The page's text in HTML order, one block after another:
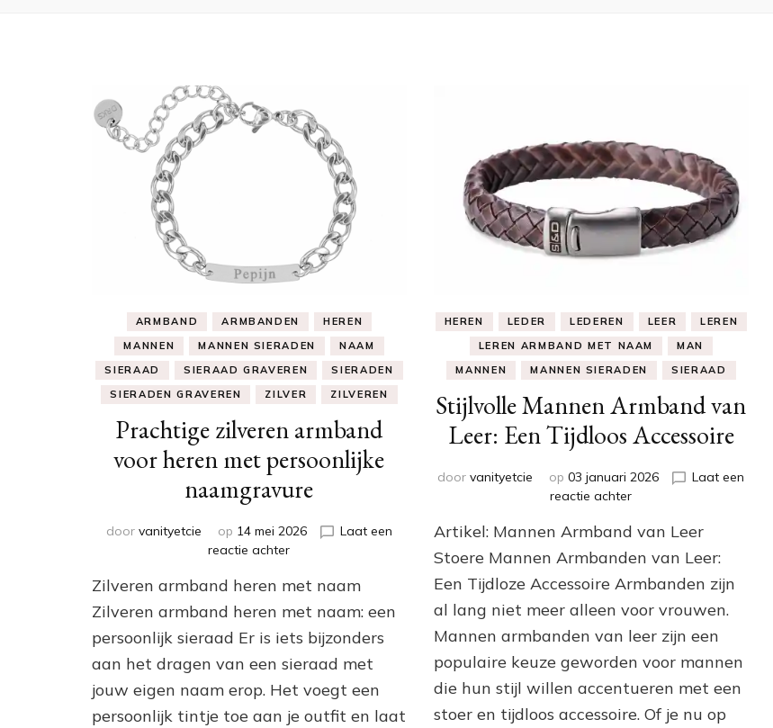
ARMBAND ARMBANDEN
HEREN
MANNEN
MANNEN SIERADEN
NAAM
SIERAAD
SIERAAD GRAVEREN
SIERADEN
SIERADEN GRAVEREN
ZILVER ZILVEREN
Prachtige zilveren armband
voor heren met persoonlijke
naamgravure
door vanityetcie op 14 mei 2026
Laat een
reactie achterop
zilveren
armband
heren
met
persoonlijke
naamgravure
Zilveren armband heren met naam
Zilveren armband heren met naam: een
persoonlijk sieraad Er is iets bijzonders
aan het dragen van een sieraad met
jouw eigen naam erop. Het voegt een
persoonlijk tintje toe aan je outfit en laat
HEREN LEDER LEDEREN LEER
LEREN
LEREN ARMBAND MET NAAM
MAN
MANNEN
MANNEN SIERADEN SIERAAD
Stijlvolle Mannen Armband van
Leer: Een Tijdloos Accessoire
doorvanityetcie op03 januari 2026
Laat een
reactie achterop
Mannen
Armband
Leer:
Een
Tijdloos
Accessoire
Artikel: Mannen Armband van Leer
Stoere Mannen Armbanden van Leer:
Een Tijdloze Accessoire Armbanden zijn
al lang niet meer alleen voor vrouwen.
Mannen armbanden van leer zijn een
populaire keuze geworden voor mannen
die hun stijl willen accentueren met een
stoer en tijdloos accessoire. Of je nu op